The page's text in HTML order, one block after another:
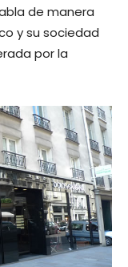
de manera
y su sociedad
por la